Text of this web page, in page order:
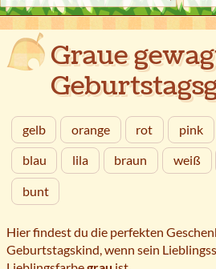
Graue
gelb orange rot pink
blau lila braun weiß
bunt
Hier findest du die perfekten
Geburtstagskind, wenn sein